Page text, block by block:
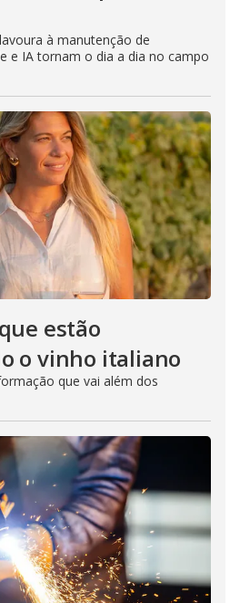
à manutenção de
e IA tornam o dia a dia no campo
estão
o vinho italiano
que vai além dos